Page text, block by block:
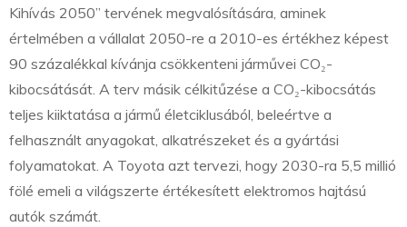
Kihívás 2050” tervének megvalósítására, aminek
értelmében a vállalat 2050-re a 2010-es értékhez képest
90 százalékkal kívánja csökkenteni járművei CO₂-
kibocsátását. A terv másik célkitűzése a CO₂-kibocsátás
teljes kiiktatása a jármű életciklusából, beleértve a
felhasznált anyagokat, alkatrészeket és a gyártási
folyamatokat. A Toyota azt tervezi, hogy 2030-ra 5,5 millió
fölé emeli a világszerte értékesített elektromos hajtású
autók számát.